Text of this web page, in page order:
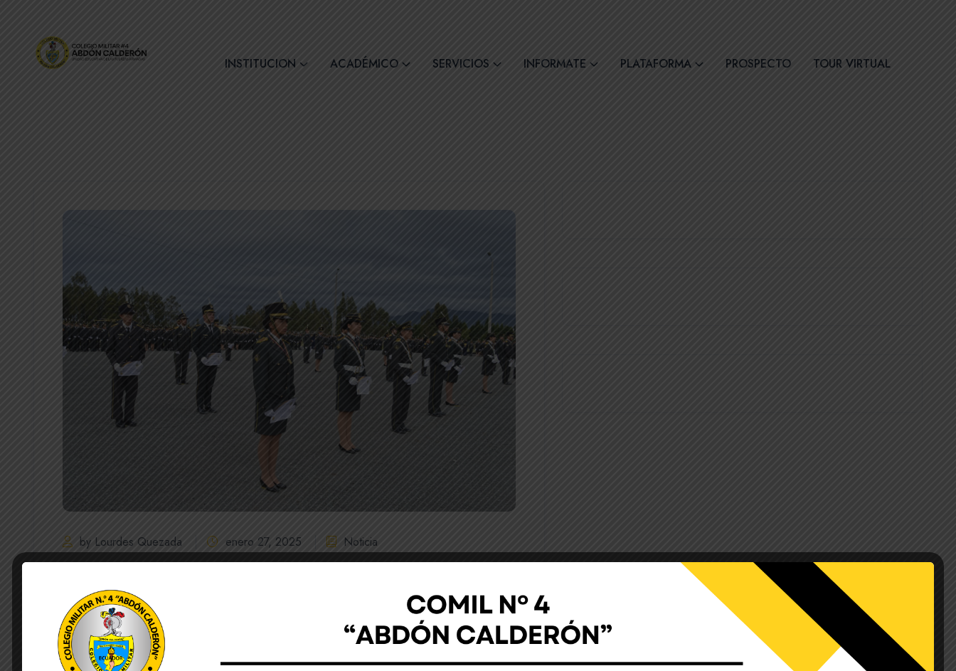
INSTITUCION ACADÉMICO SERVICIOS INFORMATE PLATAFORMA PROSPECTO TOUR VIRTUAL
by Lourdes Quezada enero 27, 2025 Noticia
momento cívico institucional de hoy lunes 27 de enero de 2025 realizó el público
reconocimiento a los cadetes quienes participaron en los juegos *I Juegos Nacionales de
Colegios Militares” que se efectuaron en Salinas del 20 al 24 de enero de 2025 siendo el
equipo de Orientación Militar quien se adjudicó el primer lugar en el Grupo A y primer y